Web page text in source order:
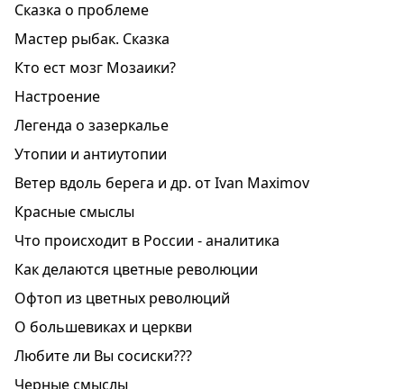
Сказка о проблеме
Мастер рыбак. Сказка
Кто ест мозг Мозаики?
Настроение
Легенда о зазеркалье
Утопии и антиутопии
Ветер вдоль берега и др. от Ivan Maximov
Красные смыслы
Что происходит в России - аналитика
Как делаются цветные революции
Офтоп из цветных революций
О большевиках и церкви
Любите ли Вы сосиски???
Черные смыслы